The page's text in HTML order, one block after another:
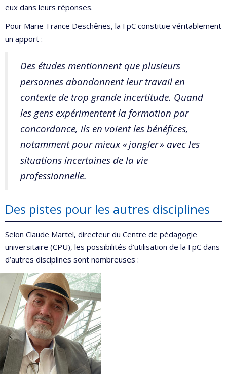
eux dans leurs réponses.
Pour Marie-France Deschênes, la FpC constitue véritablement
un apport :
Des études mentionnent que plusieurs
personnes abandonnent leur travail en
contexte de trop grande incertitude. Quand
les gens expérimentent la formation par
concordance, ils en voient les bénéfices,
notamment pour mieux « jongler » avec les
situations incertaines de la vie
professionnelle.
Des pistes pour les autres disciplines
Selon Claude Martel, directeur du Centre de pédagogie
universitaire (CPU), les possibilités d’utilisation de la FpC dans
d’autres disciplines sont nombreuses :